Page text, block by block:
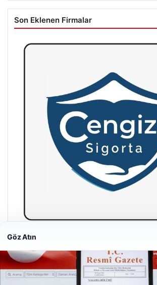
Son Eklenen Firmalar
Hastaş Beton
26/05/2026
Göz Atın